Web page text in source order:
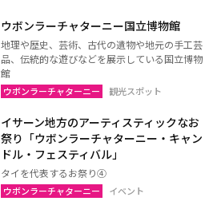
ウボンラーチャターニー国立博物館
地理や歴史、芸術、古代の遺物や地元の手工芸
品、伝統的な遊びなどを展示している国立博物
館
ウボンラーチャターニー 観光スポット
イサーン地方のアーティスティックなお
祭り「ウボンラーチャターニー・キャン
ドル・フェスティバル」
タイを代表するお祭り④
ウボンラーチャターニー イベント